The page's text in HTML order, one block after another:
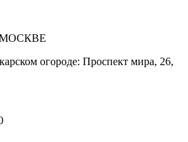
огороде: Проспект мира, 26,